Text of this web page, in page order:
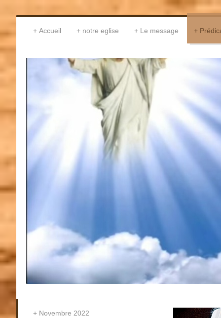
Accueil notre eglise Le message
Novembre 2022